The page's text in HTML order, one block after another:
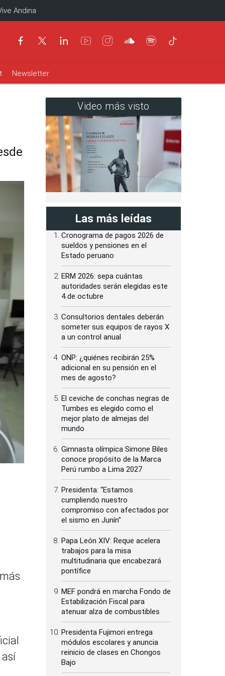
Andina
Newsletter
Video más visto
Las más leídas
Cronograma de pagos 2026 de
sueldos y pensiones en el
Estado peruano
ERM 2026: sepa cuántas
autoridades serán elegidas este
4 de octubre
Consultorios dentales deberán
someter sus equipos de rayos X
a un control anual
ONP: ¿quiénes recibirán 25%
adicional en su pensión en el
mes de agosto?
El ceviche de conchas negras de
Tumbes es elegido como el
mejor plato de almejas del
mundo
Gimnasta olímpica Simone Biles
conoce propósito de la Marca
Perú rumbo a Lima 2027
Presidenta: “Estamos
cumpliendo nuestro
compromiso con afectados por
el sismo en Junín"
Papa León XIV: Reque acelera
trabajos para la misa
multitudinaria que encabezará
pontífice
MEF pondrá en marcha Fondo de
Estabilización Fiscal para
atenuar alza de combustibles
Presidenta Fujimori entrega
módulos escolares y anuncia
reinicio de clases en Chongos
Bajo